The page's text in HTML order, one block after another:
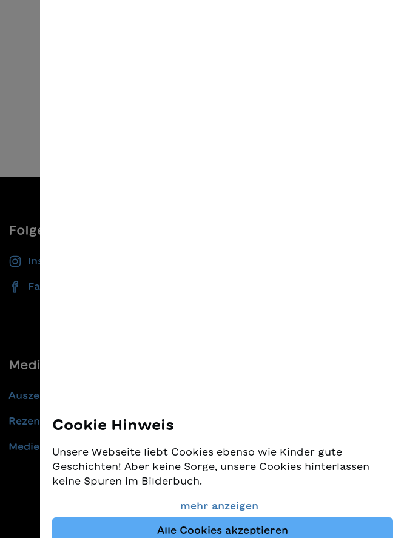
Folgen Sie uns
Instagram
Facebook
Media
Auszeichnungen
Rezensionen
Medienmitteilungen
Cookie Hinweis
Unsere Webseite liebt Cookies ebenso wie Kinder gute
Geschichten! Aber keine Sorge, unsere Cookies hinterlassen
keine Spuren im Bilderbuch.
Wir nehmen den Schutz Ihrer Daten sehr ernst und wollen
gleichzeitig, dass Sie bei uns immer die besten Kinderbücher
finden. Diese Website nutzt Cookies und andere Tracking-
mehr anzeigen
Alle Cookies akzeptieren